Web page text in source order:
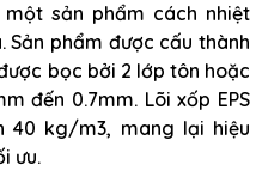
một sản phẩm cách nhiệt
Sản phẩm được cấu thành
bọc bởi 2 lớp tôn hoặc
đến 0.7mm. Lõi xốp EPS
40 kg/m3, mang lại hiệu
ưu.